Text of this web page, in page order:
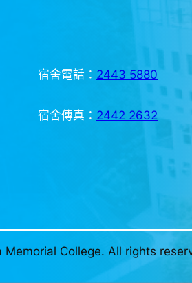
宿舍電話： 2443 5880
宿舍傳真： 2442 2632
College. All rights